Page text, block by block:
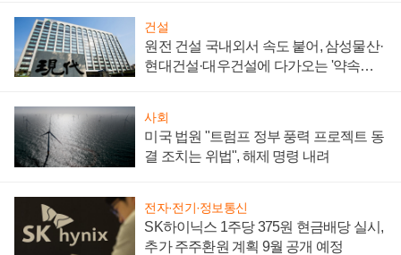
건설
원전 건설 국내외서 속도 붙어, 삼성물산·
현대건설·대우건설에 다가오는 '약속의
사회
미국 법원 "트럼프 정부 풍력 프로젝트 동
결 조치는 위법", 해제 명령 내려
전자·전기·정보통신
SK하이닉스 1주당 375원 현금배당 실시,
추가 주주환원 계획 9월 공개 예정